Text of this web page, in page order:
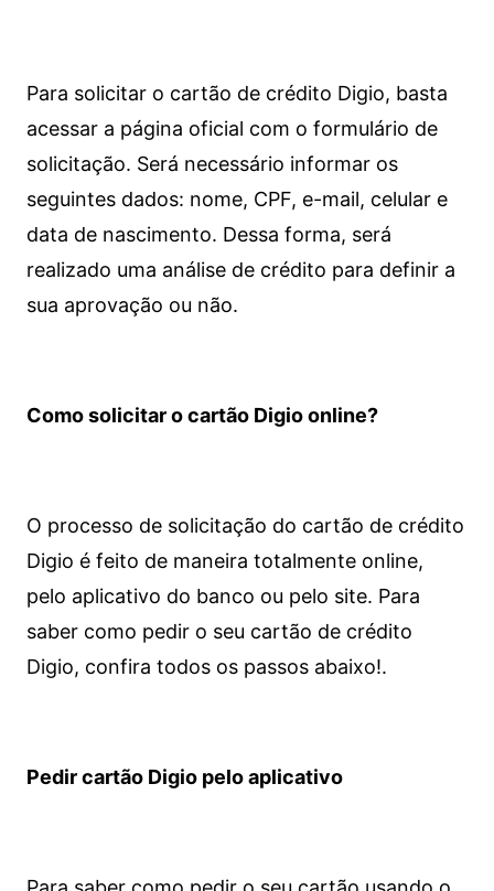
Para solicitar o cartão de crédito Digio, basta
acessar a página oficial com o formulário de
solicitação. Será necessário informar os
seguintes dados: nome, CPF, e-mail, celular e
data de nascimento. Dessa forma, será
realizado uma análise de crédito para definir a
sua aprovação ou não.
Como solicitar o cartão Digio online?
O processo de solicitação do cartão de crédito
Digio é feito de maneira totalmente online,
pelo aplicativo do banco ou pelo site. Para
saber como pedir o seu cartão de crédito
Digio, confira todos os passos abaixo!.
Pedir cartão Digio pelo aplicativo